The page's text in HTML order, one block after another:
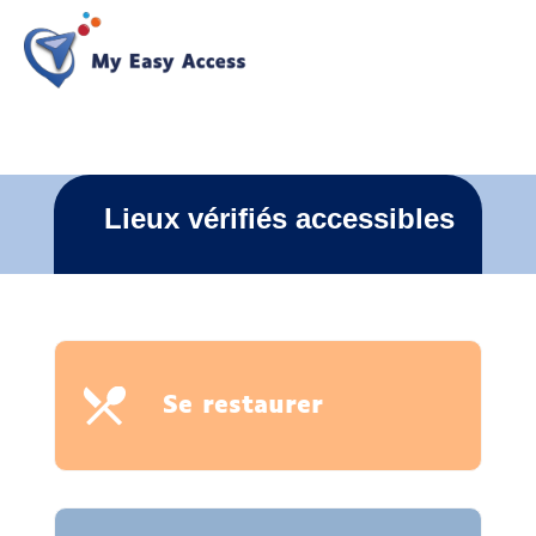
Lieux vérifiés accessibles
Se restaurer